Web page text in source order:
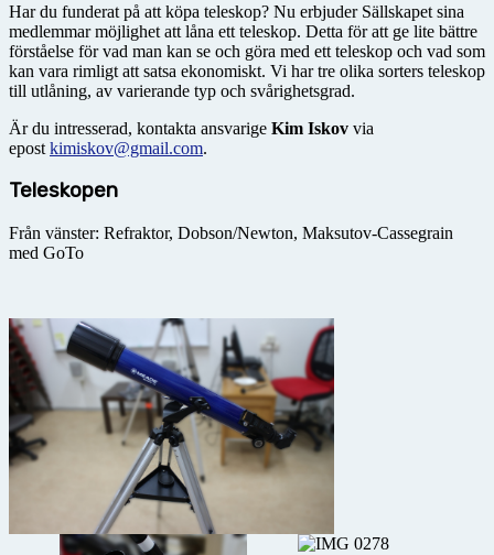
Har du funderat på att köpa teleskop? Nu erbjuder Sällskapet sina
medlemmar möjlighet att låna ett teleskop. Detta för att ge lite bättre
förståelse för vad man kan se och göra med ett teleskop och vad som
kan vara rimligt att satsa ekonomiskt. Vi har tre olika sorters teleskop
till utlåning, av varierande typ och svårighetsgrad.
Är du intresserad, kontakta ansvarige Kim Iskov via
epost kimiskov@gmail.com.
Teleskopen
Från vänster: Refraktor, Dobson/Newton, Maksutov-Cassegrain
med GoTo